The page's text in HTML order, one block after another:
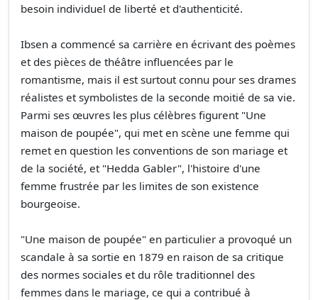
besoin individuel de liberté et d'authenticité.
Ibsen a commencé sa carrière en écrivant des poèmes
et des pièces de théâtre influencées par le
romantisme, mais il est surtout connu pour ses drames
réalistes et symbolistes de la seconde moitié de sa vie.
Parmi ses œuvres les plus célèbres figurent "Une
maison de poupée", qui met en scène une femme qui
remet en question les conventions de son mariage et
de la société, et "Hedda Gabler", l'histoire d'une
femme frustrée par les limites de son existence
bourgeoise.
"Une maison de poupée" en particulier a provoqué un
scandale à sa sortie en 1879 en raison de sa critique
des normes sociales et du rôle traditionnel des
femmes dans le mariage, ce qui a contribué à